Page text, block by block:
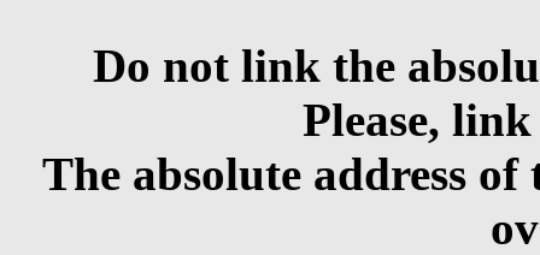
Do not link the
Please,
The absolute address